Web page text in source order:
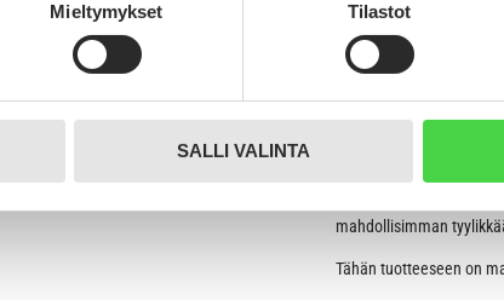
Mieltymykset Tilastot
SALLI VALINTA
Kirjoitathan
mahdollista kaivertaa
Otamme yhteyttä
Kaiverrus tulee
mahdollisimman
Tähän tuotteeseen on